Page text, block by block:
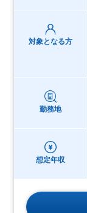
対象となる方
勤務地
想定年収